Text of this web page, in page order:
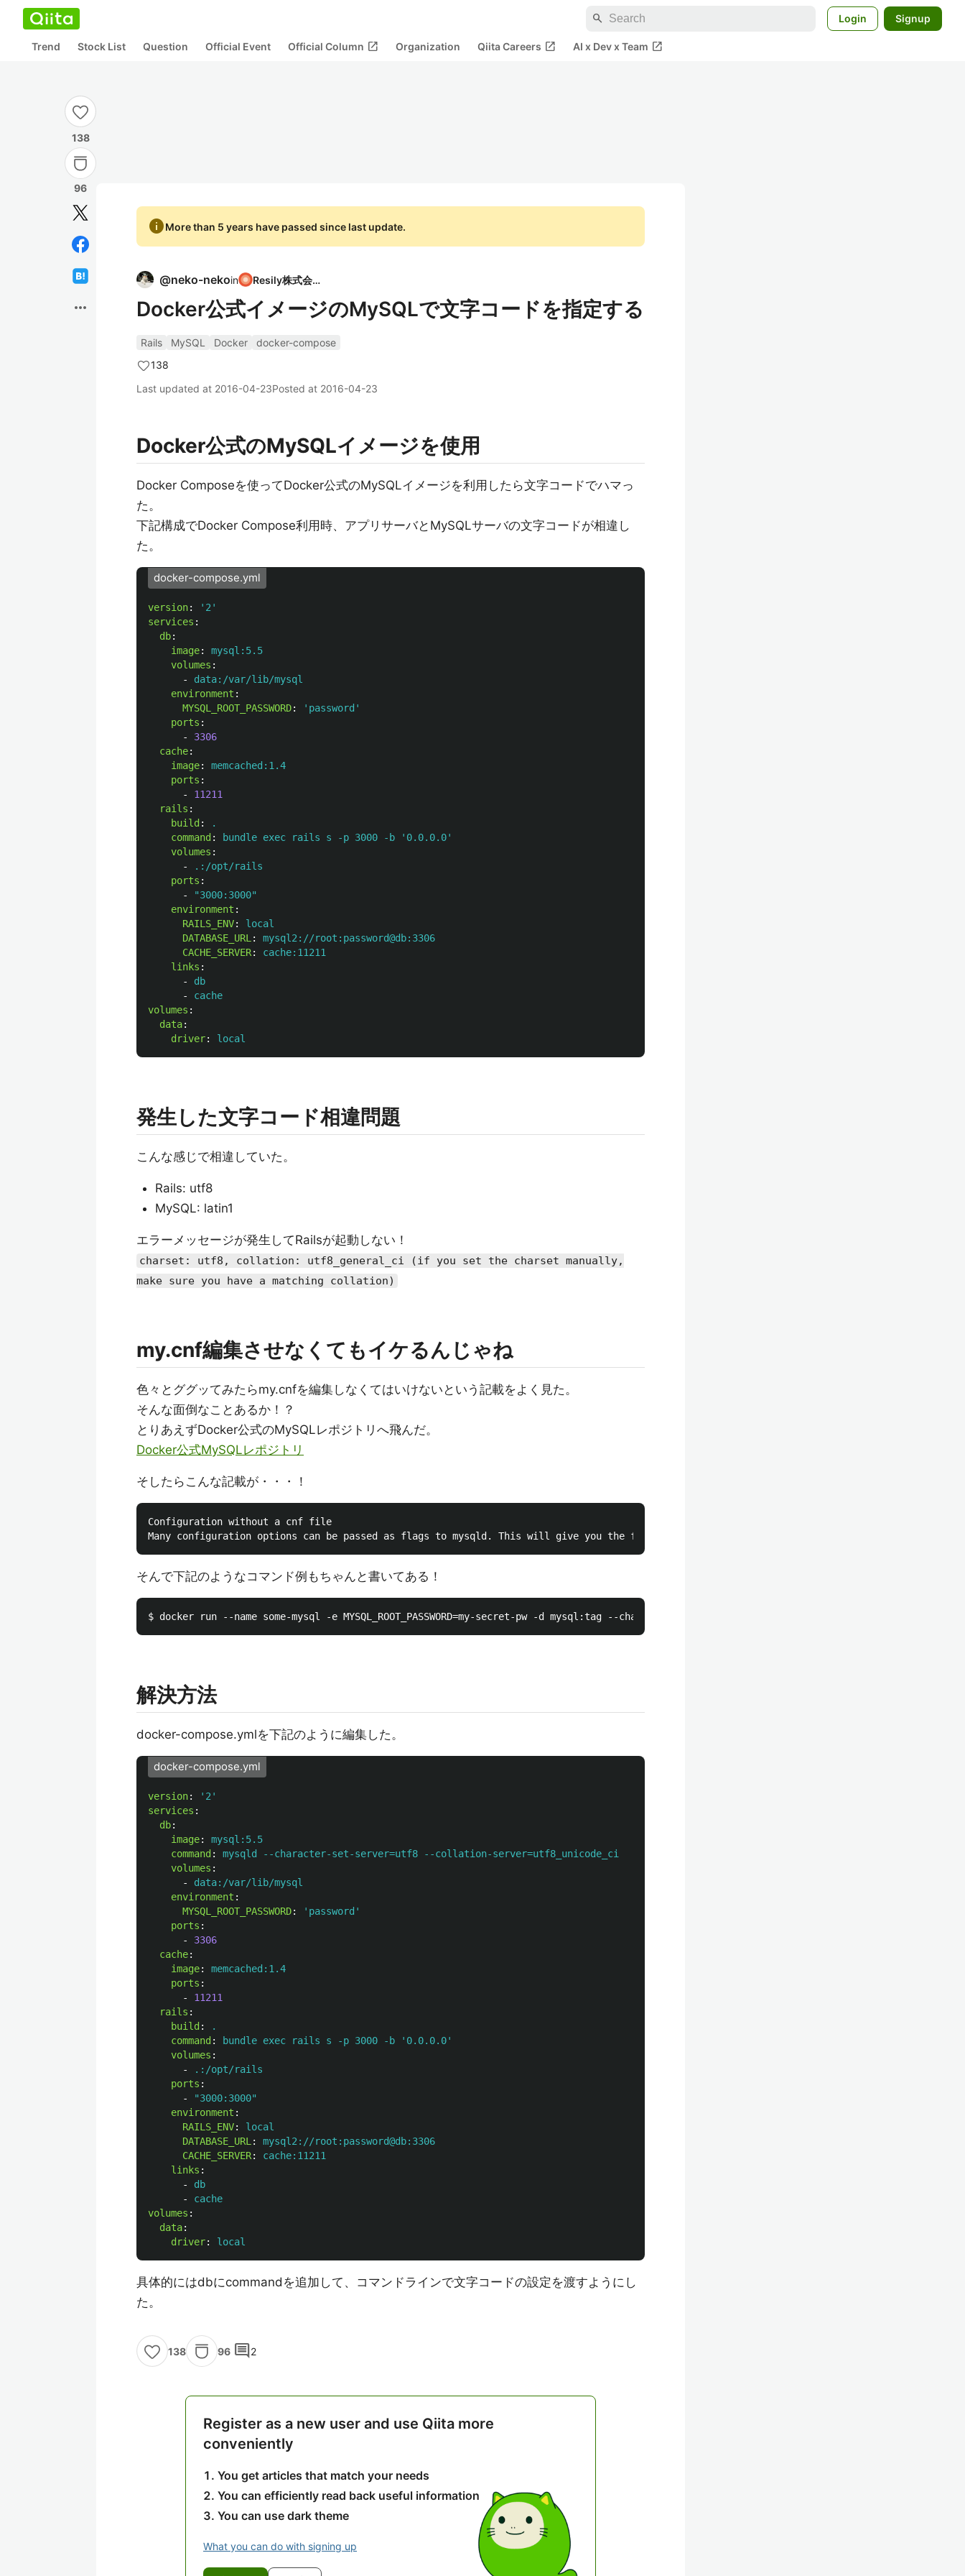
search Login Signup
Trend Stock List Question Official Event Official Column open_in_new Organization Qiita Careers open_in_new AI x Dev x Team open_in_new
138
96
more_horiz
infoMore than 5 years have passed since last update.
@neko-nekoin Resily株式会社
Docker公式イメージのMySQLで文字コードを指定する
Rails MySQL Docker
docker-compose
138
Last updated at 2016-04-23Posted at 2016-04-23
Docker公式のMySQLイメージを使用
Docker Composeを使ってDocker公式のMySQLイメージを利用したら文字コードでハマっ
た。
下記構成でDocker Compose利用時、アプリサーバとMySQLサーバの文字コードが相違し
た。
docker-compose.yml
version: ' 2'
services :
db:
image:
mysql:5.5
volumes :
-
data:/var/lib/mysql
environment :
MYSQL_ROOT_PASSWORD: ' password'
ports :
-
3306
cache:
image:
memcached:1.4
ports :
-
11211
rails :
build :
.
command :
bundle exec rails s -p 3000 -b '0.0.0.0'
volumes :
-
.:/opt/rails
ports :
-
"3000:3000"
environment :
RAILS_ENV:
local
DATABASE_URL :
mysql2://root:password@db:3306
CACHE_SERVER:
cache:11211
links :
-
db
-
cache
volumes :
data:
driver: local
発生した文字コード相違問題
こんな感じで相違していた。
Rails: utf8
MySQL: latin1
エラーメッセージが発生してRailsが起動しない！
charset: utf8, collation: utf8_general_ci (if you set the charset manually,
make sure you have a matching collation)
my.cnf編集させなくてもイケるんじゃね
色々とググッてみたらmy.cnfを編集しなくてはいけないという記載をよく見た。
そんな面倒なことあるか！？
とりあえずDocker公式のMySQLレポジトリへ飛んだ。
Docker公式MySQLレポジトリ
そしたらこんな記載が・・・！
Configuration without a cnf file
そんで下記のようなコマンド例もちゃんと書いてある！
解決方法
docker-compose.ymlを下記のように編集した。
docker-compose.yml
version: ' 2'
services :
db:
image:
mysql:5.5
command :
mysqld --character-set-server=utf8 --collation-server=utf8_unicode_ci
volumes :
-
data:/var/lib/mysql
environment :
MYSQL_ROOT_PASSWORD: ' password'
ports :
-
3306
cache:
image:
memcached:1.4
ports :
-
11211
rails :
build :
.
command :
bundle exec rails s -p 3000 -b '0.0.0.0'
volumes :
-
.:/opt/rails
ports :
-
"3000:3000"
environment :
RAILS_ENV:
local
DATABASE_URL :
mysql2://root:password@db:3306
CACHE_SERVER:
cache:11211
links :
-
db
-
cache
volumes :
data:
driver: local
具体的にはdbにcommandを追加して、コマンドラインで文字コードの設定を渡すようにし
た。
138 96 comment2
Register as a new user and use Qiita more
conveniently
You get articles that match your needs
You can efficiently read back useful information
You can use dark theme
What you can do with signing up